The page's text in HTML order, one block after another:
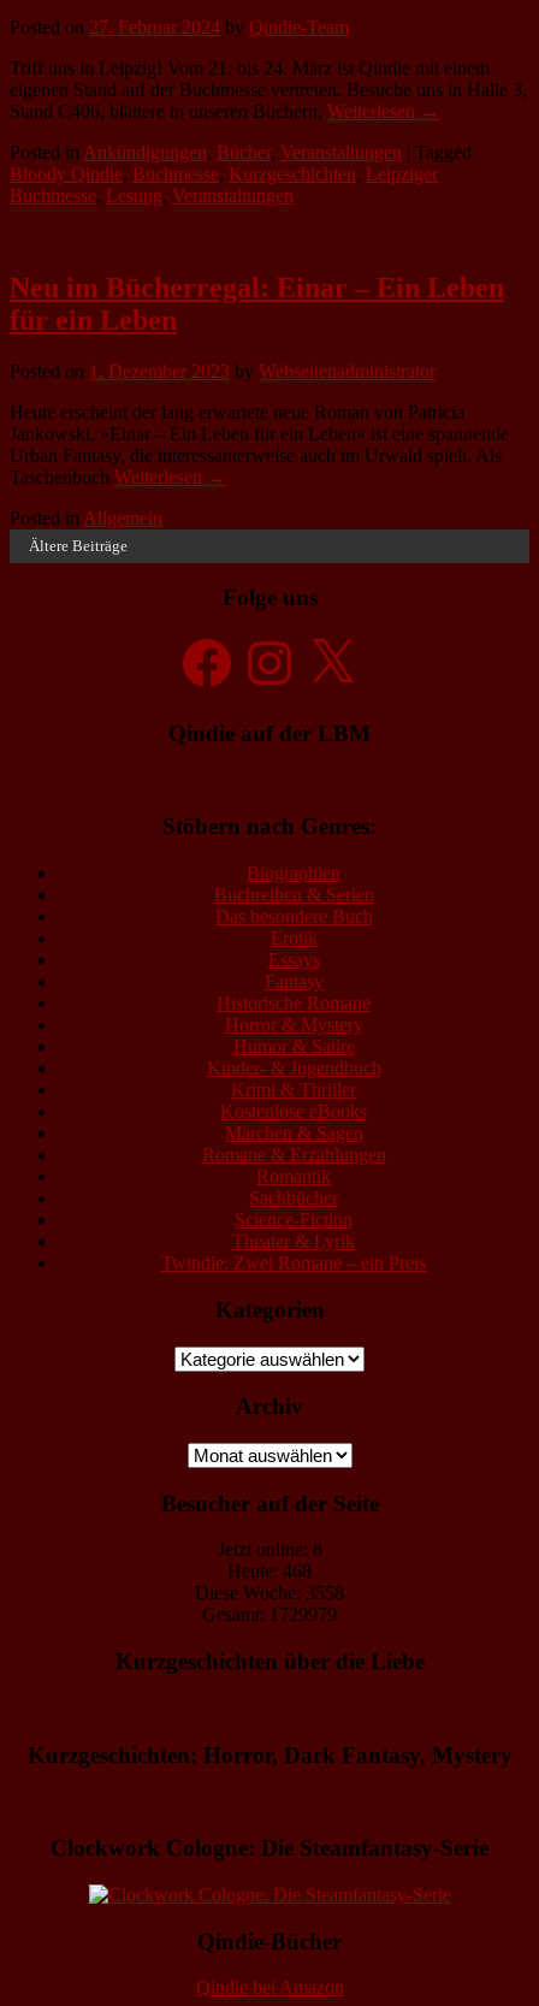
Posted on 27. Februar 2024 by Qindie-Team
Triff uns in Leipzig! Vom 21. bis 24. März ist Qindie mit einem
eigenen Stand auf der Buchmesse vertreten. Besuche uns in Halle 3,
Stand C406, blättere in unseren Büchern, Weiterlesen →
Posted in Ankündigungen, Bücher, Veranstaltungen | Tagged
Bloody Qindie, Buchmesse, Kurzgeschichten, Leipziger
Buchmesse, Lesung, Veranstaltungen
Neu im Bücherregal: Einar – Ein Leben
für ein Leben
Posted on 1. Dezember 2023 by Webseitenadministrator
Heute erscheint der lang erwartete neue Roman von Patricia
Jankowski. »Einar – Ein Leben für ein Leben« ist eine spannende
Urban Fantasy, die interessanterweise auch im Urwald spielt. Als
Taschenbuch Weiterlesen →
Posted in Allgemein
Ältere Beiträge
Folge uns
FacebookInstagramX
Qindie auf der LBM
Stöbern nach Genres:
Biographien
Buchreihen & Serien
Das besondere Buch
Erotik
Essays
Fantasy
Historische Romane
Horror & Mystery
Humor & Satire
Kinder- & Jugendbuch
Krimi & Thriller
Kostenlose eBooks
Märchen & Sagen
Romane & Erzählungen
Romantik
Sachbücher
Science-Fiction
Theater & Lyrik
Twindie: Zwei Romane – ein Preis
Kategorien
Kategorien
Archiv
Archiv
Besucher auf der Seite
Jetzt online: 8
Heute: 468
Diese Woche: 3558
Gesamt: 1729979
Kurzgeschichten über die Liebe
Kurzgeschichten: Horror, Dark Fantasy, Mystery
Clockwork Cologne: Die Steamfantasy-Serie
Qindie-Bücher
Qindie bei Amazon